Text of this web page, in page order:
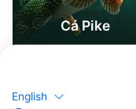
Cá Pike
English